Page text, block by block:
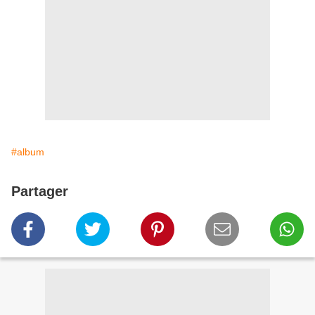
#album
Partager